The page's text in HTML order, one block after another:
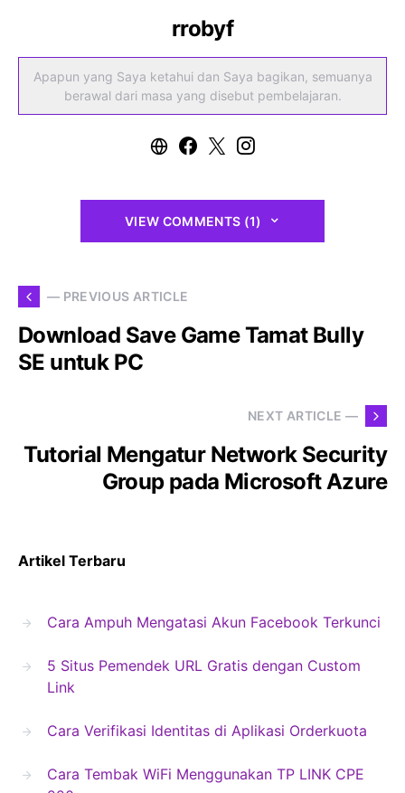
rrobyf
Apapun yang Saya ketahui dan Saya bagikan, semuanya
berawal dari masa yang disebut pembelajaran.
VIEW COMMENTS (1)
— PREVIOUS ARTICLE
Download Save Game Tamat Bully
SE untuk PC
NEXT ARTICLE —
Tutorial Mengatur Network Security
Group pada Microsoft Azure
Artikel Terbaru
Cara Ampuh Mengatasi Akun Facebook Terkunci
5 Situs Pemendek URL Gratis dengan Custom
Link
Cara Verifikasi Identitas di Aplikasi Orderkuota
Cara Tembak WiFi Menggunakan TP LINK CPE